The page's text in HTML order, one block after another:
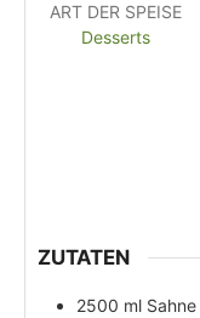
ART DER SPEISE
Desserts
ZUTATEN
2500 ml Sahne